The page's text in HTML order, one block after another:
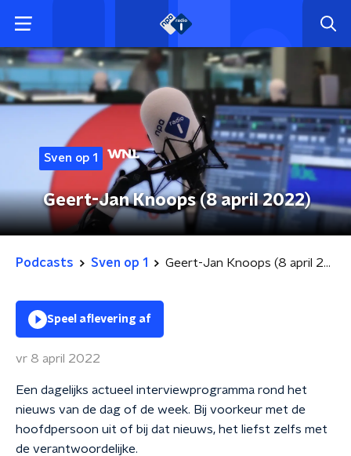
Sven op 1
Geert-Jan Knoops (8 april 2022)
Podcasts Sven op 1 Geert-Jan Knoops (8 april 2022)
Speel aflevering af
vr 8 april 2022
Een dagelijks actueel interviewprogramma rond het
nieuws van de dag of de week. Bij voorkeur met de
hoofdpersoon uit of bij dat nieuws, het liefst zelfs met
de verantwoordelijke.